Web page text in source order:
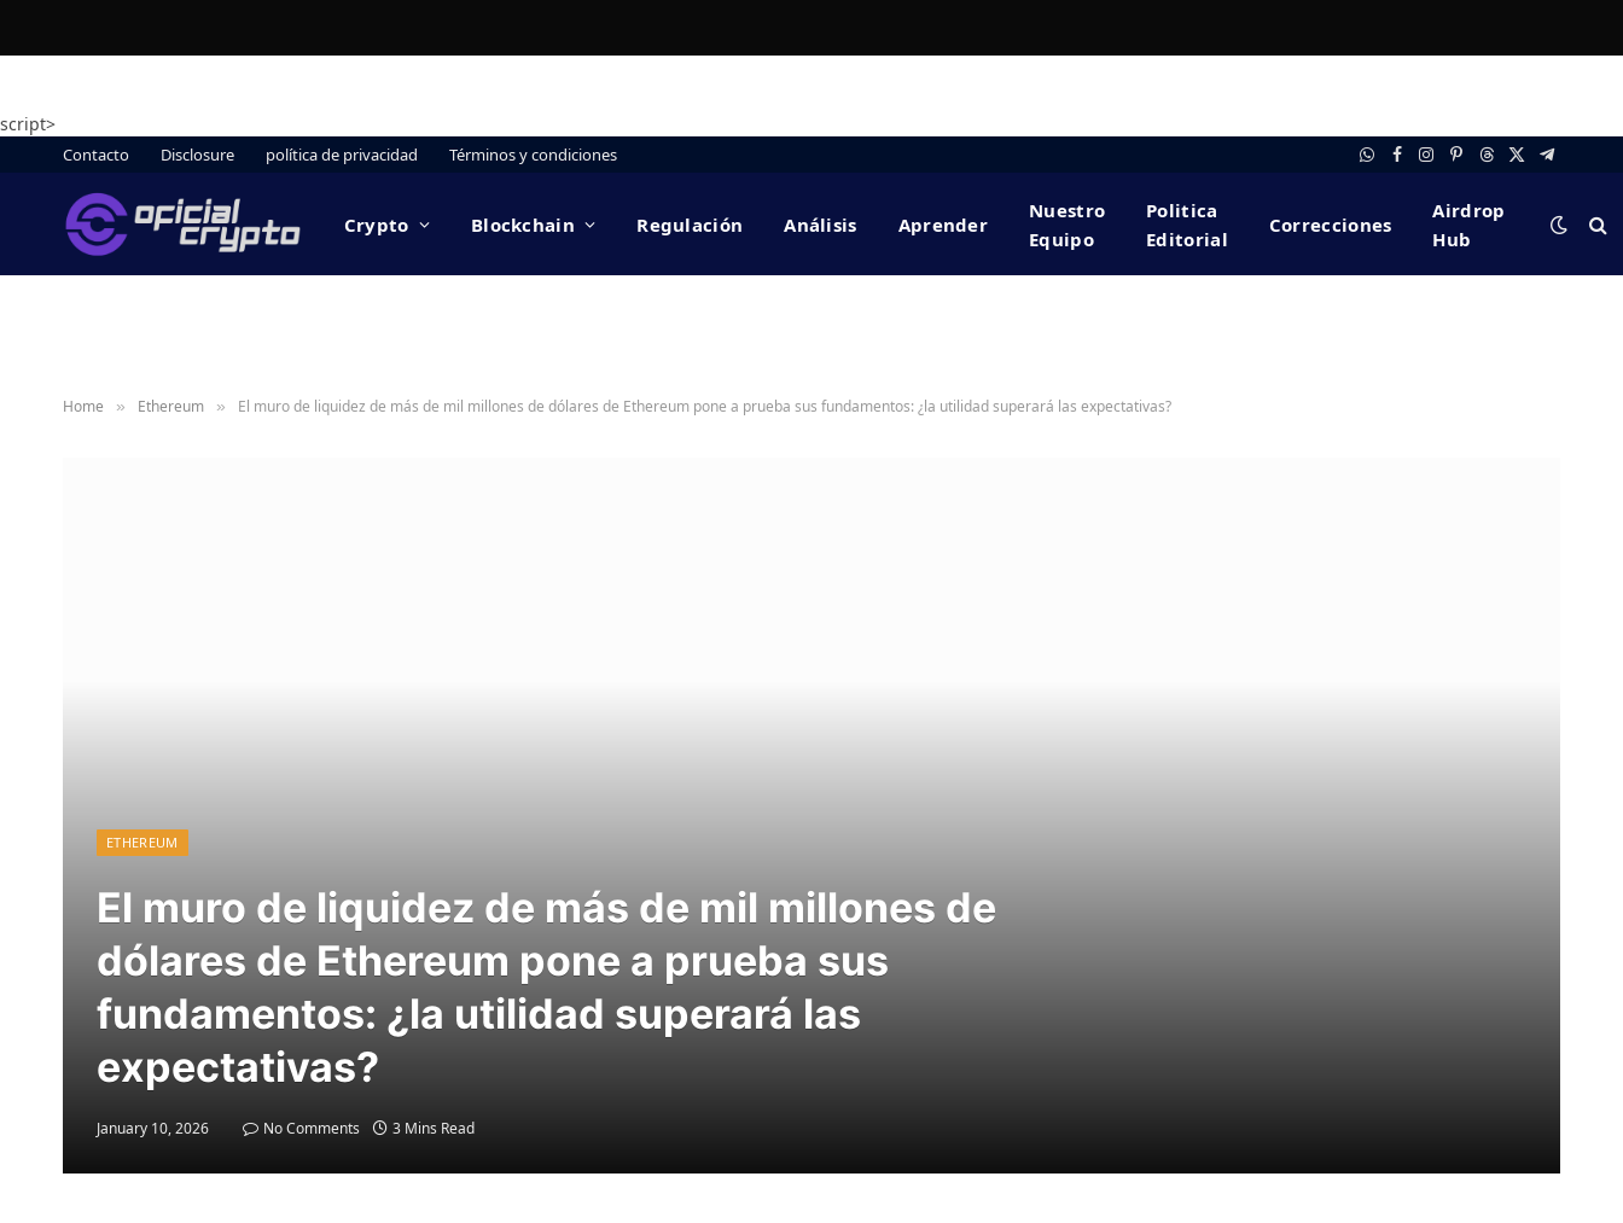
script>
Contacto Disclosure política de privacidad Términos y condiciones WhatsApp
FacebookInstagram
Pinterest
Threads
X
Telegram
Crypto Blockchain Regulación Análisis Aprender
Nuestro
Equipo
Politica
Editorial
Correcciones
Airdrop
Hub
Home » Ethereum » El muro de liquidez de más de mil millones de dólares de Ethereum pone a prueba sus fundamentos: ¿la utilidad superará las expectativas?
ETHEREUM
El muro de liquidez de más de mil millones de
dólares de Ethereum pone a prueba sus
fundamentos: ¿la utilidad superará las
expectativas?
January 10, 2026 No Comments 3 Mins Read